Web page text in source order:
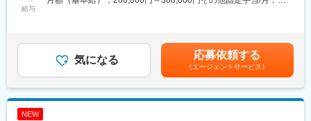
ます。
ておらず店舗でのノルマに留めております。会社・上司の指示で
特定の保険商品を優先的にご案内したり、ノルマ達成のために強
引な提案をしたりすることは企業方針と異なります。
〇多様な働き方にも柔軟に対応可能です
給与
す※年収はあくまで一例であり、経験・能力を考慮のうえ決定しま
す■昇給：年1回（8月）■賞与：年2回（2月、8月）を含む賃金は
あくまでも目安の金額であり、選考を通じて上下する可能性があ
ります。月給(月額)は固定手当を含めた表記です。
気になる 応募依頼する
（エージェントサービス）
NEW